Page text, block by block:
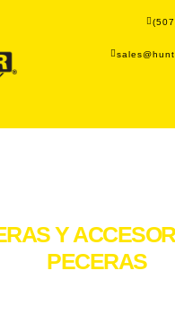
Y
PECERAS